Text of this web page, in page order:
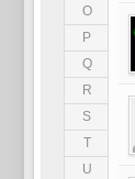
O
P
Q
R
S
T
U